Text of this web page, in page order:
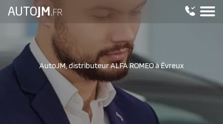
AutoJM, distributeur ALFA ROMEO à Évreux